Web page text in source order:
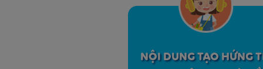
NỘI DUNG TẠO HỨNG